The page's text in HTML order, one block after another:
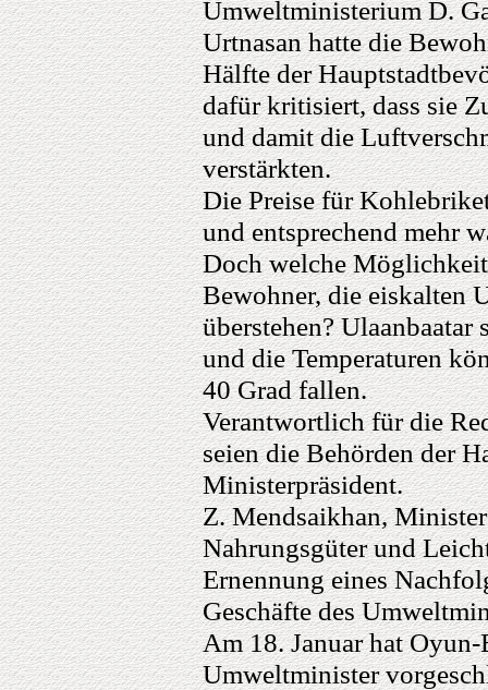
Umweltministerium D.
Urtnasan hatte die
Hälfte der
dafür kritisiert, dass sie
und damit die
verstärkten.
Die Preise für
und entsprechend mehr
Doch welche
Bewohner, die eiskalten
überstehen?
und die Temperaturen
40 Grad fallen.
Verantwortlich für die
seien die Behörden der
Ministerpräsident.
Z. Mendsaikhan,
Nahrungsgüter und
Ernennung eines
Geschäfte des
Am 18. Januar hat
Umweltminister